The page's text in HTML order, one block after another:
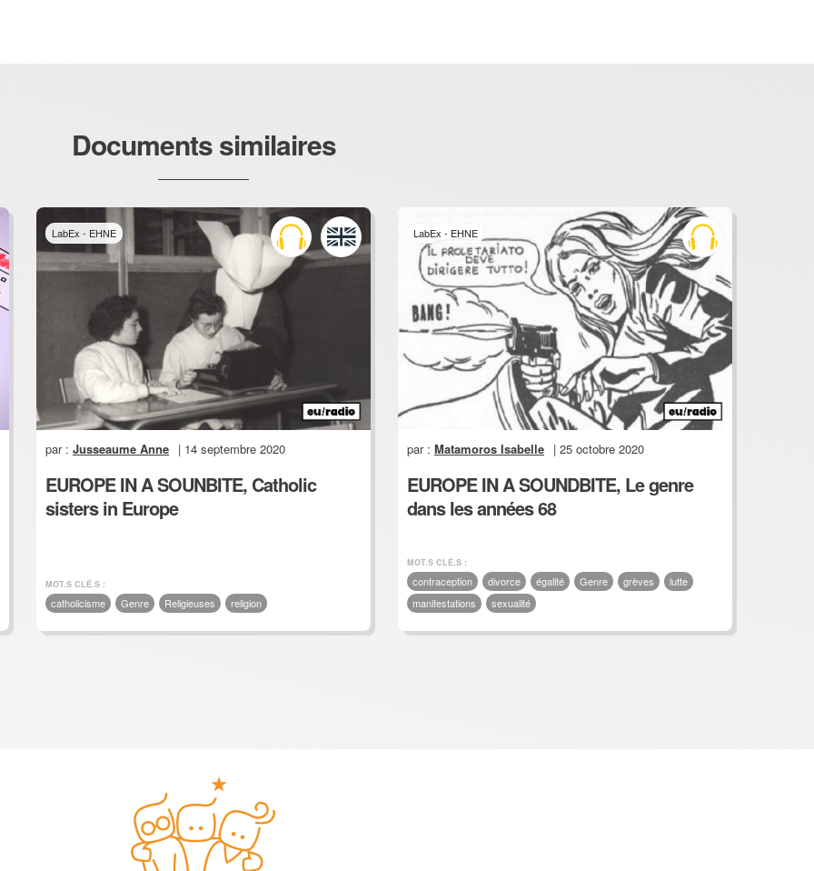
Documents similaires
LabEx - EHNE
par : Jusseaume Anne | 14 septembre 2020
EUROPE IN A SOUNBITE, Catholic
sisters in Europe
MOT.S CLÉ.S :
catholicisme Genre Religieuses religion
LabEx - EHNE
par : Matamoros Isabelle | 25 octobre 2020
EUROPE IN A SOUNDBITE, Le genre
dans les années 68
MOT.S CLÉ.S :
contraception divorce égalité Genre grèves
lutte
manifestations
sexualité